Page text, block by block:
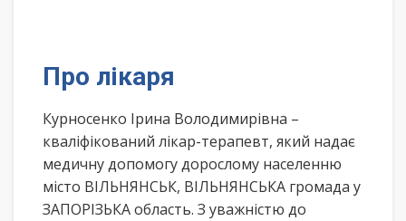
Про лікаря
Курносенко Ірина Володимирівна –
кваліфікований лікар-терапевт, який надає
медичну допомогу дорослому населенню
місто ВІЛЬНЯНСЬК, ВІЛЬНЯНСЬКА громада у
ЗАПОРІЗЬКА область. З уважністю до